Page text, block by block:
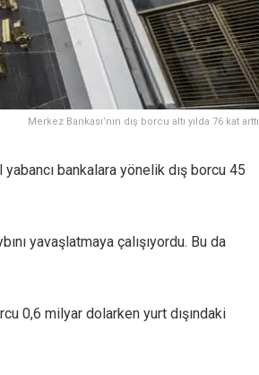
Merkez Bankası’nın dış borcu altı yılda 76 kat arttı
bankalara yönelik dış borcu 45
yavaşlatmaya çalışıyordu. Bu da
0,6 milyar dolarken yurt dışındaki